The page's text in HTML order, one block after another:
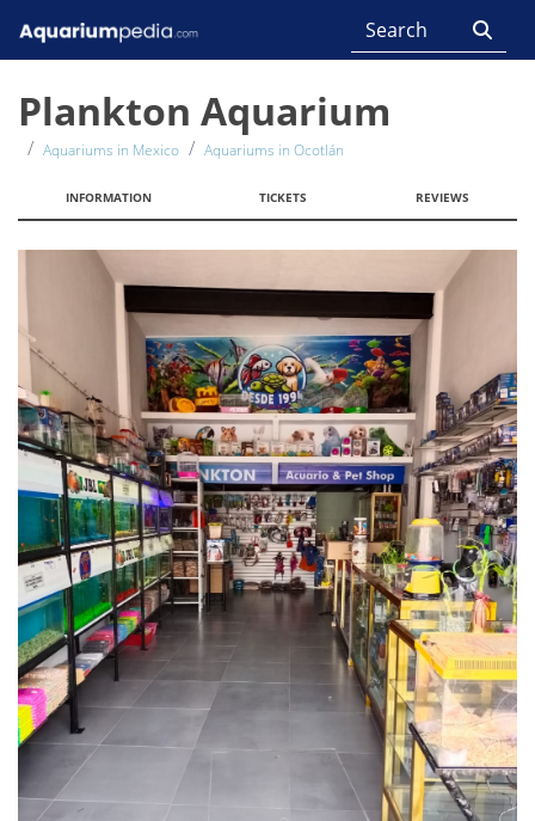
Plankton Aquarium
Aquariums in Mexico Aquariums in Ocotlán
INFORMATION TICKETS REVIEWS